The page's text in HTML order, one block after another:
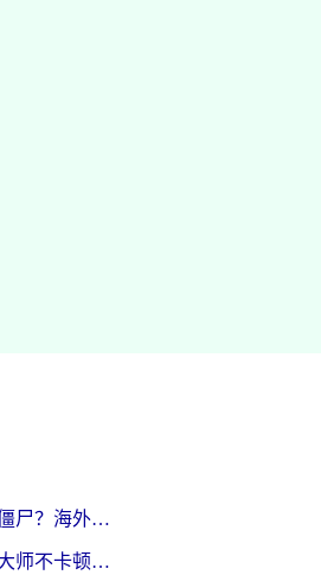
欧洲如何玩植物大战僵尸？海外党国服游戏加速避坑指南（附实测对比）
澳大利亚怎么玩节奏大师不卡顿？海外党国服游戏加速终极指南